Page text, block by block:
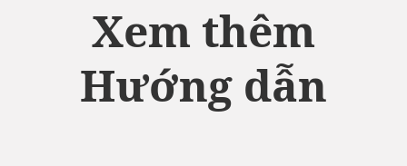
Xem thêm
Hướng dẫn